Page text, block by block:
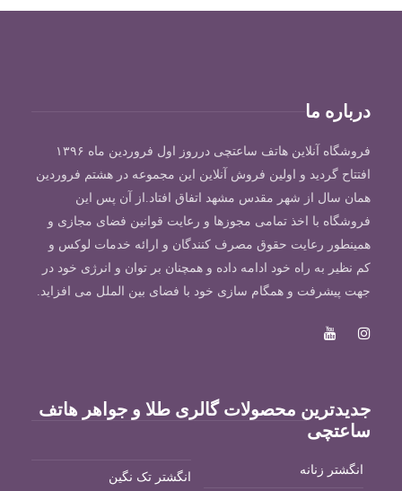
درباره ما
فروشگاه آنلاین هاتف ساعتچی درروز اول فروردین ماه ۱۳۹۶
افتتاح گردید و اولین فروش آنلاین این مجموعه در هشتم فروردین
همان سال از شهر مقدس مشهد اتفاق افتاد.از آن پس این
فروشگاه با اخذ تمامی مجوزها و رعایت قوانین فضای مجازی و
همینطور رعایت حقوق مصرف کنندگان و ارائه خدمات لوکس و
کم نظیر به راه خود ادامه داده و همچنان بر توان و انرژی خود در
جهت پیشرفت و همگام سازی خود با فضای بین الملل می افزاید.
جدیدترین محصولات گالری طلا و جواهر هاتف
ساعتچی
انگشتر زنانه
انگشتر تک نگین